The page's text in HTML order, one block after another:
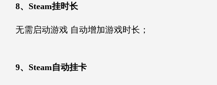
8、Steam挂时长
无需启动游戏 自动增加游戏时长；
9、Steam自动挂卡